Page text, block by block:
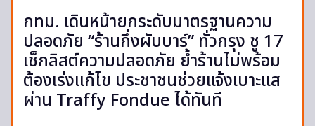
กทม. เดินหน้ายกระดับมาตรฐานความ
ปลอดภัย “ร้านกึ่งผับบาร์” ทั่วกรุง ชู 17
เช็กลิสต์ความปลอดภัย ย้ำร้านไม่พร้อม
ต้องเร่งแก้ไข ประชาชนช่วยแจ้งเบาะแส
ผ่าน Traffy Fondue ได้ทันที